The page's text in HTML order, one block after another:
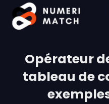
Opérateur
tableau de